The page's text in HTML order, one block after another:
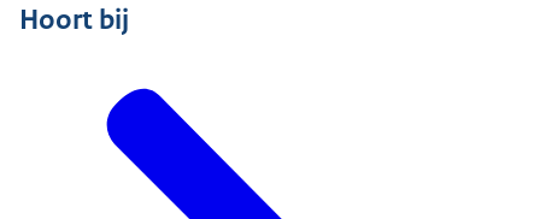
Hoort bij